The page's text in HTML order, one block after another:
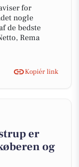
for
nogle
de bedste
Rema
Kopiér link
er
og